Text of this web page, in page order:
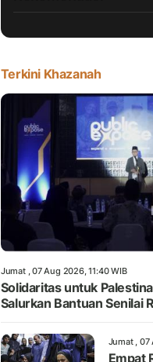
Terkini Khazanah
Jumat , 07 Aug 2026, 11:40 WIB
Solidaritas untuk
Salurkan Bantuan Senilai
Jumat , 07
Empat